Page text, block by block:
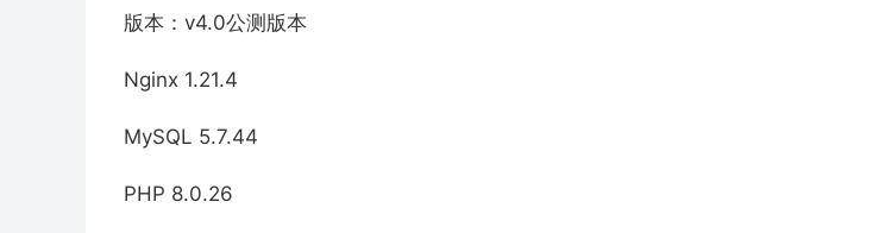
版本：v4.0公测版本
Nginx 1.21.4
MySQL 5.7.44
PHP 8.0.26